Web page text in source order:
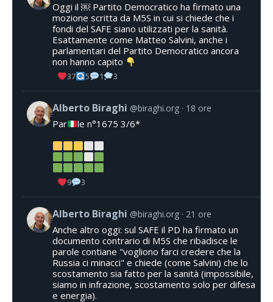
Oggi il ￼ Partito Democratico ha firmato una
mozione scritta da M5S in cui si chiede che i
fondi del SAFE siano utilizzati per la sanità.
Esattamente come Matteo Salvini, anche i
parlamentari del Partito Democratico ancora
non hanno capito
37 5 1 3
Alberto Biraghi @biraghi.org 18 ore
Par le n°1675 3/6*
9 3
Alberto Biraghi @biraghi.org 21 ore
Anche altro oggi: sul SAFE il PD ha firmato un
documento contrario di M5S che ribadisce le
parole contiane "vogliono farci credere che la
Russia ci minacci" e chiede (come Salvini) che lo
scostamento sia fatto per la sanità (impossibile,
siamo in infrazione, scostamento solo per difesa
e energia).